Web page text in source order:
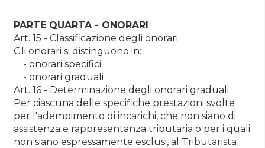
PARTE QUARTA - ONORARI
Art. 15 - Classificazione degli onorari
Gli onorari si distinguono in:
- onorari specifici
- onorari graduali
Art. 16 - Determinazione degli onorari graduali
Per ciascuna delle specifiche prestazioni svolte
per l'adempimento di incarichi, che non siano di
assistenza e rappresentanza tributaria o per i quali
non siano espressamente esclusi, al Tributarista